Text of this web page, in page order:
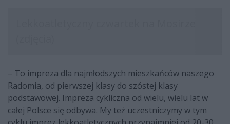
– To impreza dla najmłodszych mieszkańców naszego
Radomia, od pierwszej klasy do szóstej klasy
podstawowej. Impreza cykliczna od wielu, wielu lat w
całej Polsce się odbywa. My też uczestniczymy w tym